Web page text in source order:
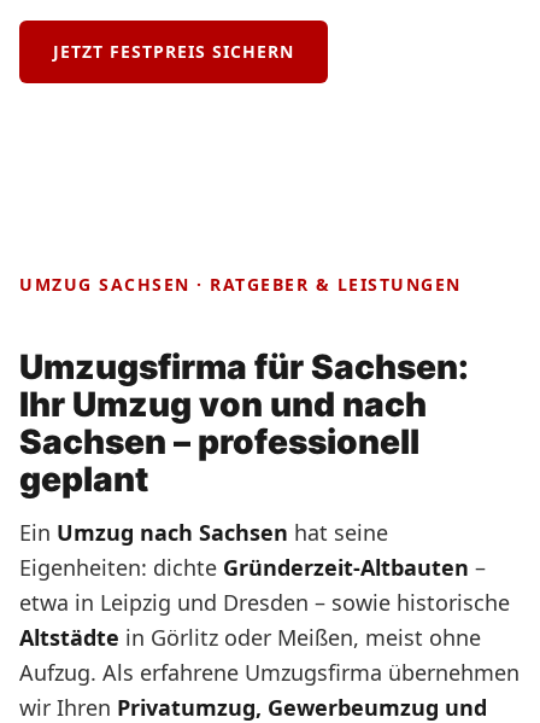
JETZT FESTPREIS SICHERN
UMZUG SACHSEN · RATGEBER & LEISTUNGEN
Umzugsfirma für Sachsen:
Ihr Umzug von und nach
Sachsen – professionell
geplant
Ein Umzug nach Sachsen hat seine
Eigenheiten: dichte Gründerzeit-Altbauten –
etwa in Leipzig und Dresden – sowie historische
Altstädte in Görlitz oder Meißen, meist ohne
Aufzug. Als erfahrene Umzugsfirma übernehmen
wir Ihren Privatumzug, Gewerbeumzug und